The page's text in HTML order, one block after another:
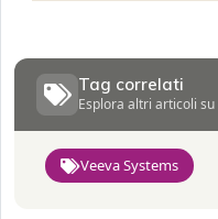
Tag correlati
Esplora altri articoli
Veeva Systems